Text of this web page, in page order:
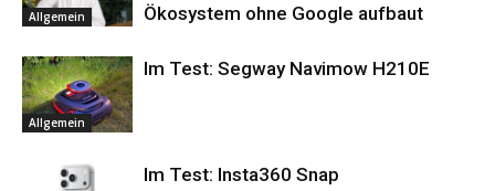
Allgemein
Ökosystem ohne Google aufbaut
Allgemein
Im Test: Segway Navimow H210E
Im Test: Insta360 Snap